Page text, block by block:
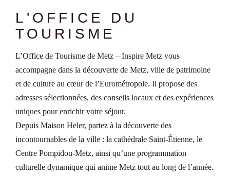
L'OFFICE DU
TOURISME
L’Office de Tourisme de Metz – Inspire Metz vous
accompagne dans la découverte de Metz, ville de patrimoine
et de culture au cœur de l’Eurométropole. Il propose des
adresses sélectionnées, des conseils locaux et des expériences
uniques pour enrichir votre séjour.
Depuis Maison Heler, partez à la découverte des
incontournables de la ville : la cathédrale Saint-Étienne, le
Centre Pompidou-Metz, ainsi qu’une programmation
culturelle dynamique qui anime Metz tout au long de l’année.